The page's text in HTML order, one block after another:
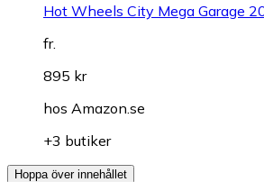
Hot Wheels City Mega Garage
fr.
895 kr
hos Amazon.se
+3 butiker
Hoppa över innehållet